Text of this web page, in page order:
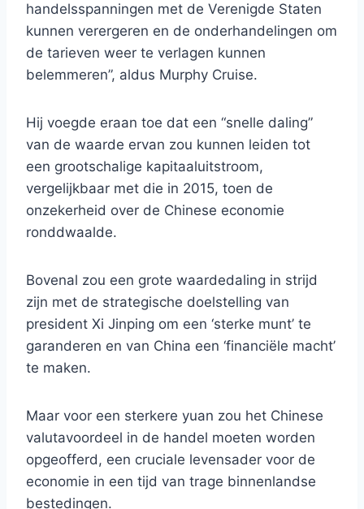
handelsspanningen met de Verenigde Staten
kunnen verergeren en de onderhandelingen om
de tarieven weer te verlagen kunnen
belemmeren”, aldus Murphy Cruise.
Hij voegde eraan toe dat een “snelle daling”
van de waarde ervan zou kunnen leiden tot
een grootschalige kapitaaluitstroom,
vergelijkbaar met die in 2015, toen de
onzekerheid over de Chinese economie
ronddwaalde.
Bovenal zou een grote waardedaling in strijd
zijn met de strategische doelstelling van
president Xi Jinping om een ​​‘sterke munt’ te
garanderen en van China een ‘financiële macht’
te maken.
Maar voor een sterkere yuan zou het Chinese
valutavoordeel in de handel moeten worden
opgeofferd, een cruciale levensader voor de
economie in een tijd van trage binnenlandse
bestedingen.